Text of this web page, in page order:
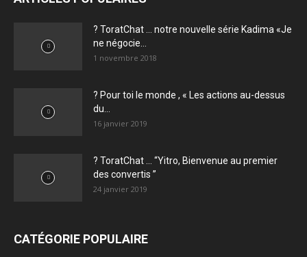
? ToratChat … notre nouvelle série Kadima «Je
ne négocie...
1 novembre 2018
? Pour toi le monde , « Les actions au-dessus
du...
16 janvier 2019
? ToratChat … “Yitro, Bienvenue au premier
des convertis ”
24 janvier 2019
CATÉGORIE POPULAIRE